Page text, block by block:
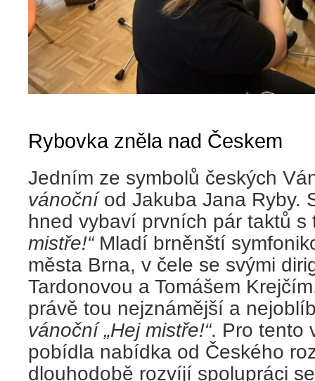
Rybovka zněla nad Českem
Jedním ze symbolů českých
vánočníod Jakuba Jana Ryby.
hned vybaví prvních pár taktů
mistře!“ Mladí brněnští
města Brna, v čele se svými
Tardonovou a Tomášem
právě tou nejznámější a
vánoční „Hej mistře!“. Pro tento
pobídla nabídka od Českého
dlouhodobě rozvíjí spolupráci